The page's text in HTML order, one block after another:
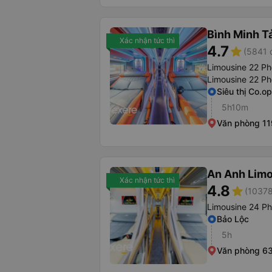
Xác nhận tức thì Bình Minh
4.7star (5841
Limousine 22
Limousine 22
Siêu thị
5h10m
Văn phòng
Xác nhận tức thì An Anh
4.8star
Limousine 24
Bảo Lộc
5h
Văn phòng